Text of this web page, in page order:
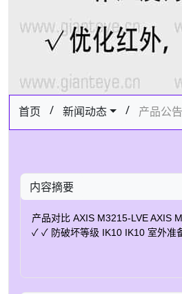
首页 / 新闻动态 / 产品公告
内容摘要
产品对比 AXIS M3215-LVE AXIS
✓ ✓ 防破坏等级 IK10 IK10 室外准